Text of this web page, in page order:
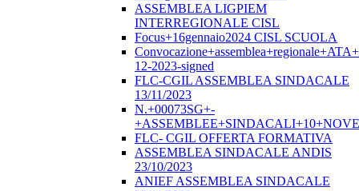
ASSEMBLEA LIGPIEM
INTERREGIONALE CISL
Focus+16gennaio2024 CISL SCUOLA
12-2023-signed
FLC-CGIL ASSEMBLEA SINDACALE
13/11/2023
N.+00073SG+-
FLC- CGIL OFFERTA FORMATIVA
ASSEMBLEA SINDACALE ANDIS
23/10/2023
ANIEF ASSEMBLEA SINDACALE